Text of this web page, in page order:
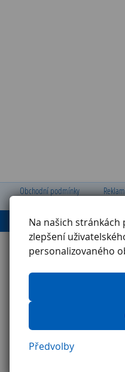
Na našich
zlepšení
personalizovaného
Předvolby
Obchodní podmínky